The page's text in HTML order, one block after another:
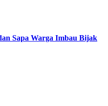
Sapa Warga Imbau Bijak